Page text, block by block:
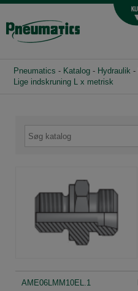
Fittings og slange
Handelsbetingelser
Om os
Pneumatics - Katalog - Hydraulik -
Lige indskruning L x metrisk
AME06LMM10EL.1